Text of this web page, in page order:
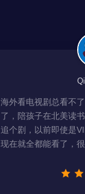
海外看电视剧总看不
了，陪孩子在北美读
追个剧，以前即使是
现在就全都能看了，